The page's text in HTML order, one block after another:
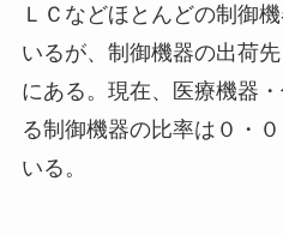
ＬＣなどほとんどの制御
いるが、制御機器の出荷
にある。現在、医療機器
る制御機器の比率は０・
いる。